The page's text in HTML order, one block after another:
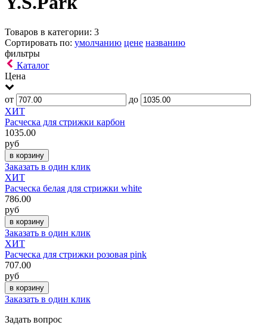
Товаров в категории: 3
Сортировать по: умолчанию цене названию
фильтры
Каталог
Цена
от
до
ХИТ
Расческа для стрижки карбон
1035.00
руб
Заказать в один клик
ХИТ
Расческа белая для стрижки white
786.00
руб
Заказать в один клик
ХИТ
Расческа для стрижки розовая pink
707.00
руб
Заказать в один клик
Задать вопрос